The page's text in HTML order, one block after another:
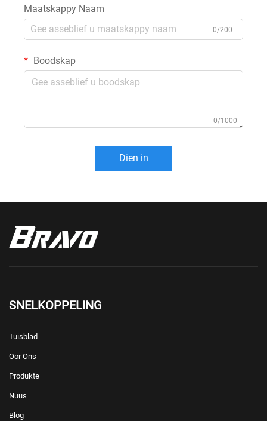
Maatskappy Naam
0/200
Boodskap
0/1000
Dien in
SNELKOPPELING
Tuisblad
Oor Ons
Produkte
Nuus
Blog